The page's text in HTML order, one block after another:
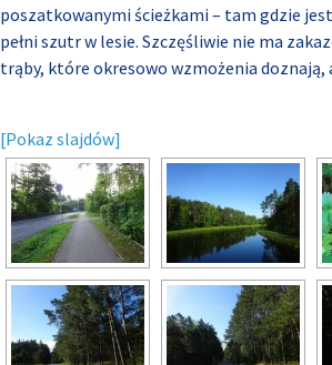
poszatkowanymi ścieżkami – tam gdzie
pełni szutr w lesie. Szczęśliwie nie ma
trąby, które okresowo wzmożenia doznają,
[Pokaz slajdów]